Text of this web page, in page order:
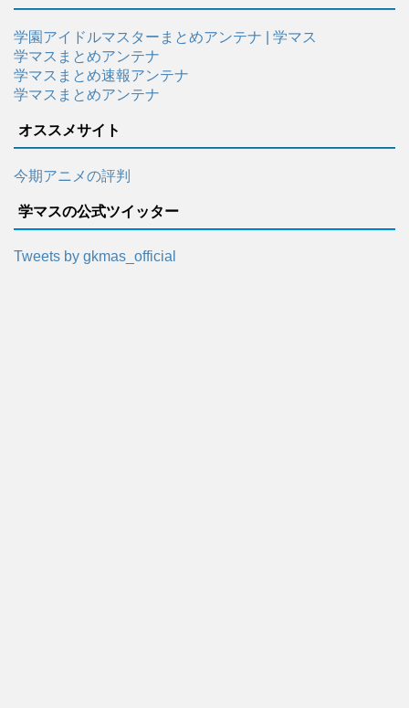
学園アイドルマスターまとめアンテナ | 学マス
学マスまとめアンテナ
学マスまとめ速報アンテナ
学マスまとめアンテナ
オススメサイト
今期アニメの評判
学マスの公式ツイッター
Tweets by gkmas_official